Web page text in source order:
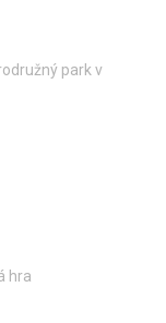
park v
hra